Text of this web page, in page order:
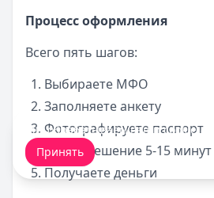
Процесс оформления
Всего пять шагов:
Выбираете МФО
Заполняете анкету
Фотографируете паспорт
Ждёте решение 5-15 минут
Получаете деньги
Мы обрабатываем ваши cookie-
Принять